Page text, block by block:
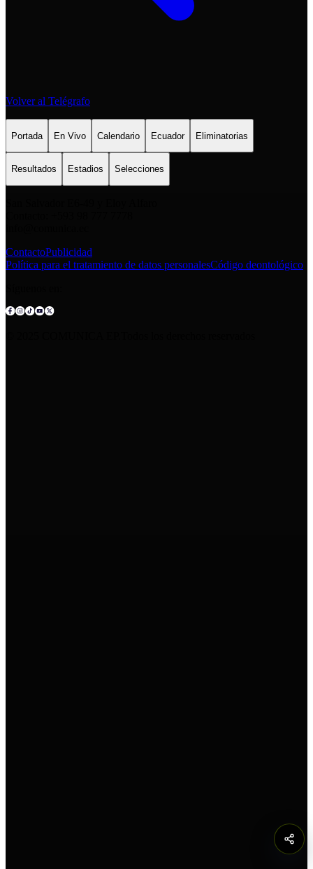
Volver al Telégrafo
Portada En Vivo Calendario Ecuador Eliminatorias
Resultados Estadios Selecciones
ContactoPublicidad
Política para el tratamiento de datos personalesCódigo deontológico